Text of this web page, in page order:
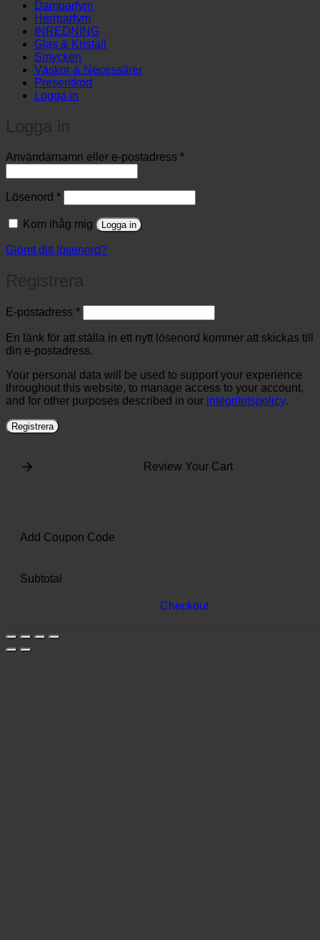
Damparfym
Herrparfym
INREDNING
Glas & Kristall
Smycken
Väskor & Necessärer
Presentkort
Logga in
Användarnamn eller e-postadress *Obligatoriskt
Lösenord *Obligatoriskt
Kom ihåg mig Logga in
Glömt ditt lösenord?
E-postadress *Obligatoriskt
En länk för att ställa in ett nytt lösenord kommer att skickas till
din e-postadress.
Your personal data will be used to support your experience
throughout this website, to manage access to your account,
and for other purposes described in our integritetspolicy.
Registrera
Review Your Cart
Add Coupon Code
Subtotal
Checkout